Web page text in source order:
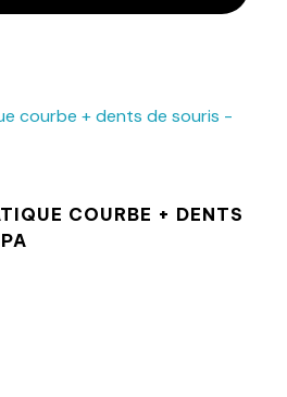
COURBE + DENTS
Ajouter au panier